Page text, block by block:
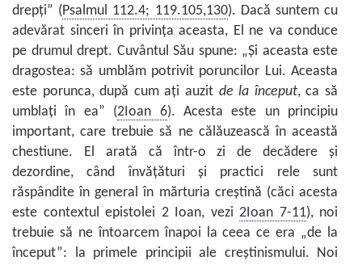
drepţi” (Psalmul 112.4; 119.105,130). Dacă suntem cu
adevărat sinceri în privinţa aceasta, El ne va conduce
pe drumul drept. Cuvântul Său spune: „Şi aceasta este
dragostea: să umblăm potrivit poruncilor Lui. Aceasta
este porunca, după cum aţi auzit de la început, ca să
umblaţi în ea” (2Ioan 6). Acesta este un principiu
important, care trebuie să ne călăuzească în această
chestiune. El arată că într-o zi de decădere şi
dezordine, când învăţături şi practici rele sunt
răspândite în general în mărturia creştină (căci acesta
este contextul epistolei 2 Ioan, vezi 2Ioan 7-11), noi
trebuie să ne întoarcem înapoi la ceea ce era „de la
început”: la primele principii ale creştinismului. Noi